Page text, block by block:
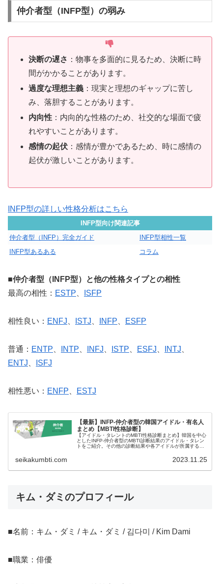
仲介者型（INFP型）の弱み
決断の遅さ ：物事を多面的に見るため、決断に時
間がかかることがあります。
過度な理想主義 ：現実と理想のギャップに苦し
み、落胆することがあります。
内向性 ：内向的な性格のため、社交的な場面で疲
れやすいことがあります。
感情の起伏 ：感情が豊かであるため、時に感情の
起伏が激しいことがあります。
INFP型の詳しい性格分析はこちら
INFP型向け関連記事
仲介者型（INFP）完全ガイド
INFP型相性一覧
INFP型あるある
コラム
■仲介者型（INFP型）と他の性格タイプとの相性
最高の相性： ESTP、 ISFP
相性良い： ENFJ ISTJ INFP ESFP
普通： ENTP INTP INFJ ISTP ESFJ INTJ
ENTJ
ISFJ
相性悪い： ENFP ESTJ
【最新】INFP-仲介者型の韓国アイドル・有名人
まとめ【MBTI性格診断】
【アイドル・タレントのMBTI性格診断まとめ】韓国を中心
としたINFP-仲介者型のMBTI診断結果のアイドル・タレン
トをご紹介。その他の診断結果や各アイドルが所属するグ
seikakumbti.com 2023.11.25
キム・ダミのプロフィール
■名前：キム・ダミ / キム・ダミ / 김다미 / Kim Dami
■職業：俳優